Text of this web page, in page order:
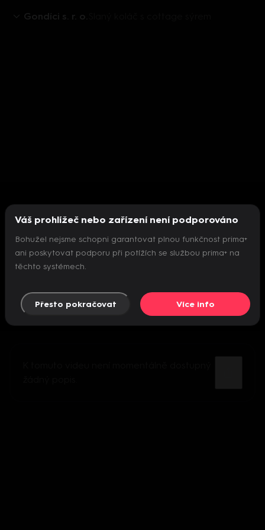
Gondíci s. r. o.
Nepodařilo se inicializovat přehrávač
Váš prohlížeč nebo zařízení není podporováno
Bohužel nejsme schopni garantovat plnou funkčnost prima+
ani poskytovat podporu při potížích se službou prima+ na
těchto systémech.
Přesto pokračovat Více info